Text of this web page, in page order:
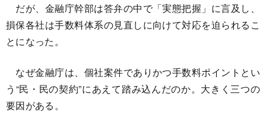
だが、金融庁幹部は答弁の中で「実態把握」に言及し、
損保各社は手数料体系の見直しに向けて対応を迫られるこ
とになった。
なぜ金融庁は、個社案件でありかつ手数料ポイントとい
う“民・民の契約”にあえて踏み込んだのか。大きく三つの
要因がある。